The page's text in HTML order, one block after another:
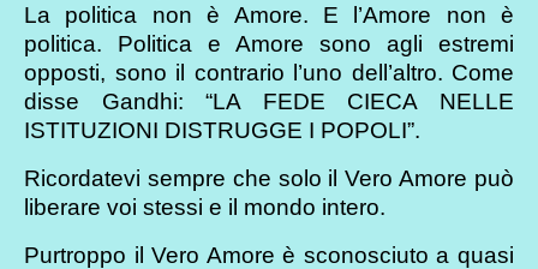
La politica non è Amore. E l’Amore non è
politica. Politica e Amore sono agli estremi
opposti, sono il contrario l’uno dell’altro. Come
disse Gandhi: “LA FEDE CIECA NELLE
ISTITUZIONI DISTRUGGE I POPOLI”.
Ricordatevi sempre che solo il Vero Amore può
liberare voi stessi e il mondo intero.
Purtroppo il Vero Amore è sconosciuto a quasi